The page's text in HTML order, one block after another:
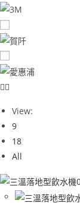
View:
9
18
All